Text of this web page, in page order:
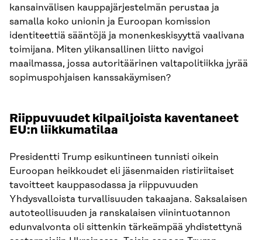
kansainvälisen kauppajärjestelmän perustaa ja
samalla koko unionin ja Euroopan komission
identiteettiä sääntöjä ja monenkeskisyyttä vaalivana
toimijana. Miten ylikansallinen liitto navigoi
maailmassa, jossa autoritäärinen valtapolitiikka jyrää
sopimuspohjaisen kanssakäymisen?
Riippuvuudet kilpailjoista kaventaneet
EU:n liikkumatilaa
Presidentti Trump esikuntineen tunnisti oikein
Euroopan heikkoudet eli jäsenmaiden ristiriitaiset
tavoitteet kauppasodassa ja riippuvuuden
Yhdysvalloista turvallisuuden takaajana. Saksalaisen
autoteollisuuden ja ranskalaisen viinintuotannon
edunvalvonta oli sittenkin tärkeämpää yhdistettynä